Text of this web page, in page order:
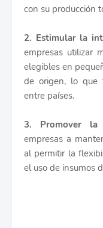
con su producción
2. Estimular la
empresas utilizar
elegibles en
de origen, lo que
entre países.
3. Promover la
empresas a
al permitir la
el uso de insumos